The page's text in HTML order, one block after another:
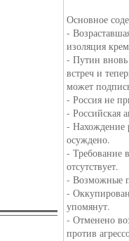
Основное
-
изоляция
- Путин
встреч и
может
- Россия не
- Российская
- Нахождение
осуждено.
- Требование
отсутствует.
- Возможные
-
упомянут.
- Отменено
против